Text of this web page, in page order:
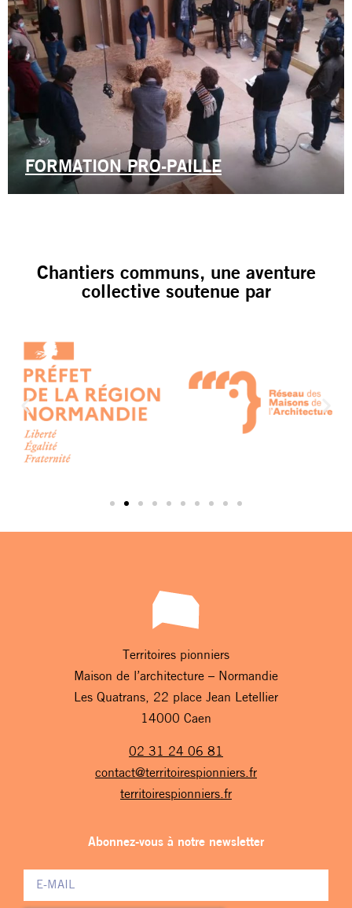
FORMATION PRO-PAILLE
Chantiers communs, une aventure
collective soutenue par
Territoires pionniers
Maison de l’architecture – Normandie
Les Quatrans, 22 place Jean Letellier
14000 Caen
02 31 24 06 81
contact@territoirespionniers.fr
territoirespionniers.fr
Abonnez-vous à notre newsletter